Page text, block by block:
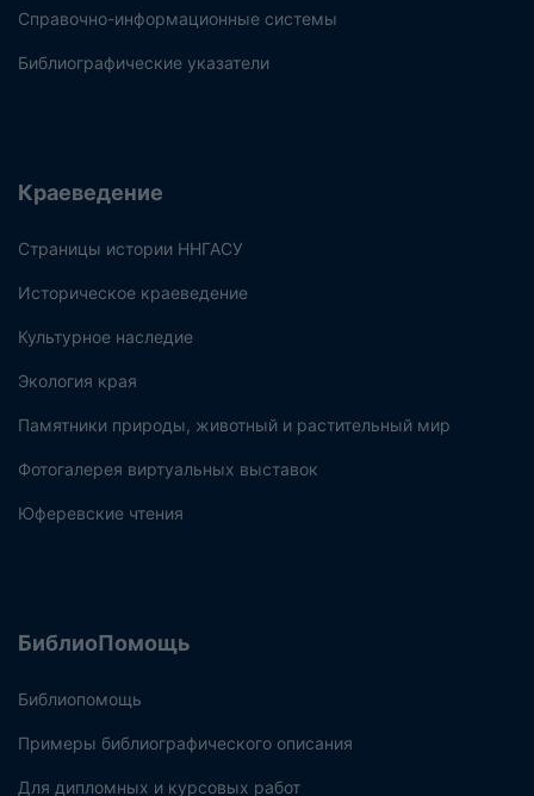
Справочно-информационные системы
Библиографические указатели
Краеведение
Страницы истории ННГАСУ
Историческое краеведение
Культурное наследие
Экология края
Памятники природы, животный и растительный мир
Фотогалерея виртуальных выставок
Юферевские чтения
БиблиоПомощь
Библиопомощь
Примеры библиографического описания
Для дипломных и курсовых работ